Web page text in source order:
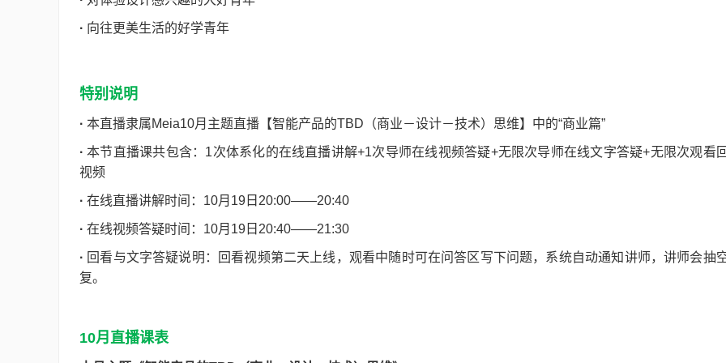
· 向往更美生活的好学青年
特别说明
· 本直播隶属Meia10月主题直播【智能产品的TBD（商业－设计－技术）思维】中的“商业篇”
·本节直播课共包含：1次体系化的在线直播讲解+1次导师在线视频答疑+无限次导师在线文字答疑+无限次观看
视频
· 在线直播讲解时间：10月19日20:00——20:40
· 在线视频答疑时间：10月19日20:40——21:30
· 回看与文字答疑说明：回看视频第二天上线，观看中随时可在问答区写下问题，系统自动通知讲师，讲师会抽
复。
10月直播课表